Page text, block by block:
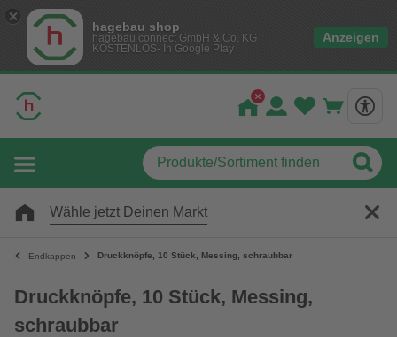
hagebau shop
hagebau connect GmbH & Co. KG
KOSTENLOS- In Google Play
Anzeigen
Wähle jetzt Deinen Markt
Endkappen Druckknöpfe, 10 Stück, Messing, schraubbar
Druckknöpfe, 10 Stück, Messing,
schraubbar